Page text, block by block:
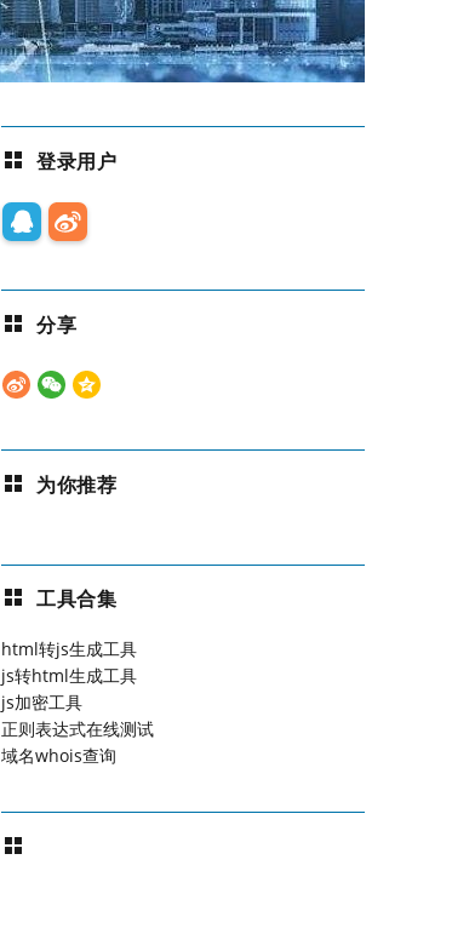
登录用户
分享
为你推荐
工具合集
html转js生成工具
js转html生成工具
js加密工具
正则表达式在线测试
域名whois查询